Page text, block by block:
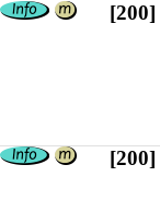
[200]
[200]